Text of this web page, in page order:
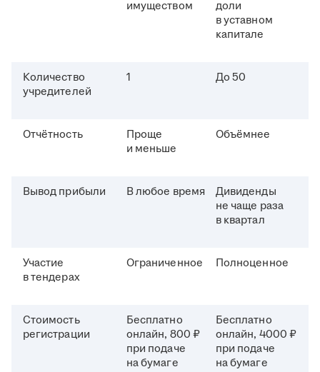
имуществом
доли
в уставном
капитале
Количество
учредителей
1 До 50
Отчётность
Проще
и меньше
Объёмнее
Вывод прибыли В любое время
Дивиденды
не чаще раза
в квартал
Участие
в тендерах
Ограниченное Полноценное
Стоимость
регистрации
Бесплатно
онлайн, 800 ₽
при подаче
на бумаге
Бесплатно
онлайн, 4000 ₽
при подаче
на бумаге